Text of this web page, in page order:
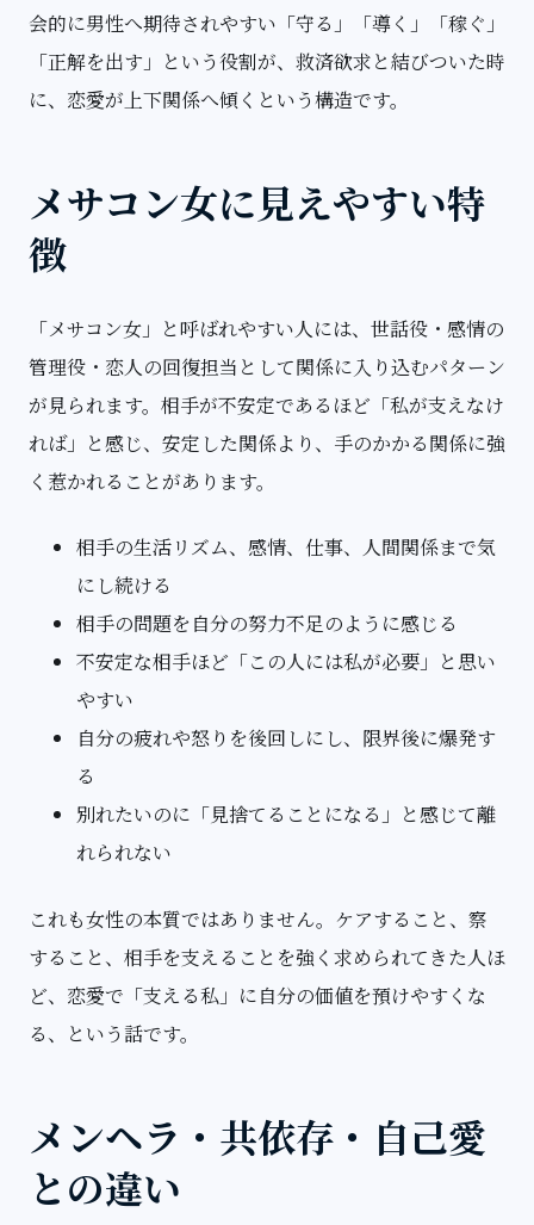
会的に男性へ期待されやすい「守る」「導く」「稼ぐ」
「正解を出す」という役割が、救済欲求と結びついた時
に、恋愛が上下関係へ傾くという構造です。
メサコン女に見えやすい特
徴
「メサコン女」と呼ばれやすい人には、世話役・感情の
管理役・恋人の回復担当として関係に入り込むパターン
が見られます。相手が不安定であるほど「私が支えなけ
れば」と感じ、安定した関係より、手のかかる関係に強
く惹かれることがあります。
相手の生活リズム、感情、仕事、人間関係まで気
にし続ける
相手の問題を自分の努力不足のように感じる
不安定な相手ほど「この人には私が必要」と思い
やすい
自分の疲れや怒りを後回しにし、限界後に爆発す
る
別れたいのに「見捨てることになる」と感じて離
れられない
これも女性の本質ではありません。ケアすること、察
すること、相手を支えることを強く求められてきた人ほ
ど、恋愛で「支える私」に自分の価値を預けやすくな
る、という話です。
メンヘラ・共依存・自己愛
との違い